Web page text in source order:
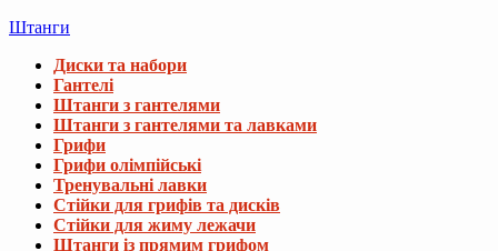
Штанги
Диски та набори
Гантелі
Штанги з гантелями
Штанги з гантелями та лавками
Грифи
Грифи олімпійські
Тренувальні лавки
Стійки для грифів та дисків
Стійки для жиму лежачи
Штанги із прямим грифом